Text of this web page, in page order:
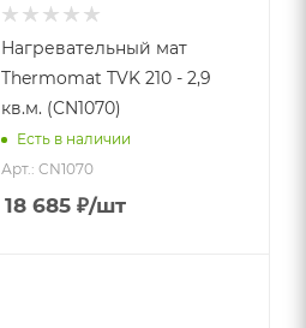
Нагревательный мат
Thermomat TVK 210 - 2,9
кв.м. (CN1070)
Есть в наличии
Арт.: CN1070
18 685₽/шт